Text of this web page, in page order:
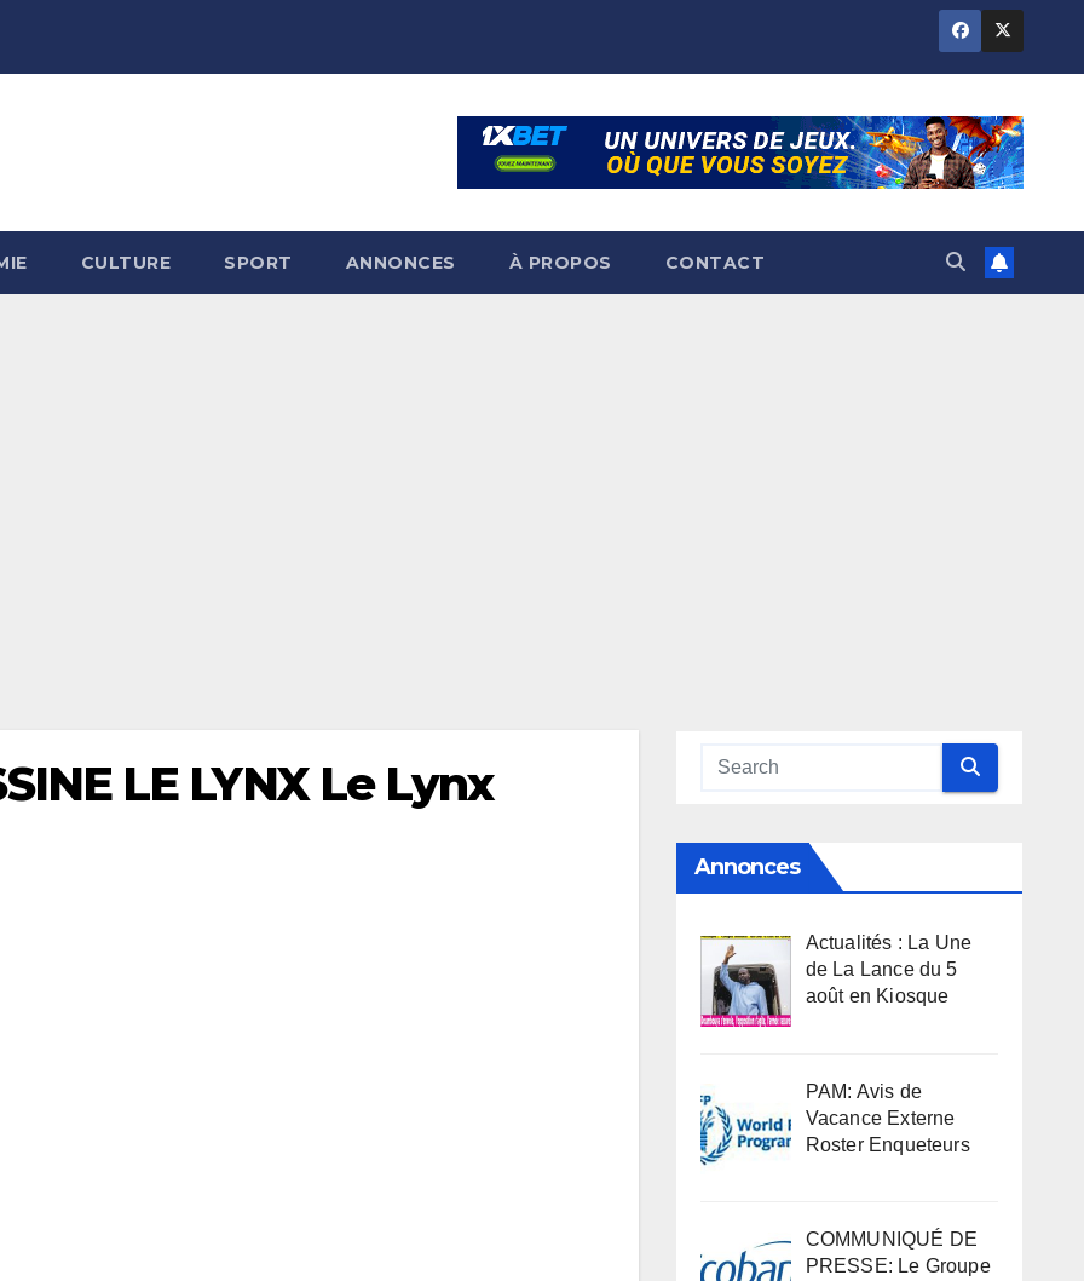
CULTURE SPORT ANNONCES À PROPOS CONTACT
LE LYNX Le Lynx
Annonces
Actualités : La Une
de La Lance du 5
août en Kiosque
PAM: Avis de
Vacance Externe
Roster Enqueteurs
COMMUNIQUÉ DE
PRESSE: Le Groupe